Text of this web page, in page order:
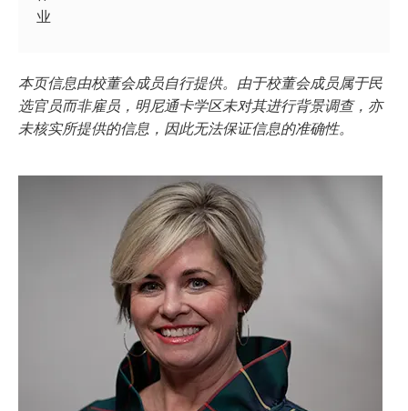
业
本页信息由校董会成员自行提供。由于校董会成员属于民
选官员而非雇员，明尼通卡学区未对其进行背景调查，亦
未核实所提供的信息，因此无法保证信息的准确性。